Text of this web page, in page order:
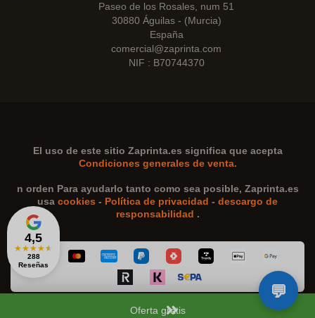
Oferta gratis
4,5
★★★★★
288
Reseñas
Paseo de los Rosales, num 51
30880 Águilas - (Murcia)
España
comercial@zaprinta.com
NIF : B70744370
El uso de este sitio Zaprinta.es significa que acepta
Condiciones generales de venta.
n orden Para ayudarlo tanto como sea posible, Zaprinta.es
usa cookies - Política de privacidad - descargo de
responsabilidad .